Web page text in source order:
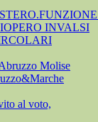
INVALSI
Molise
al voto,